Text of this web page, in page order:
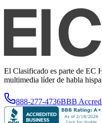
El Clasificado es parte de EC
multimedia líder de habla
888-277-4736BBB